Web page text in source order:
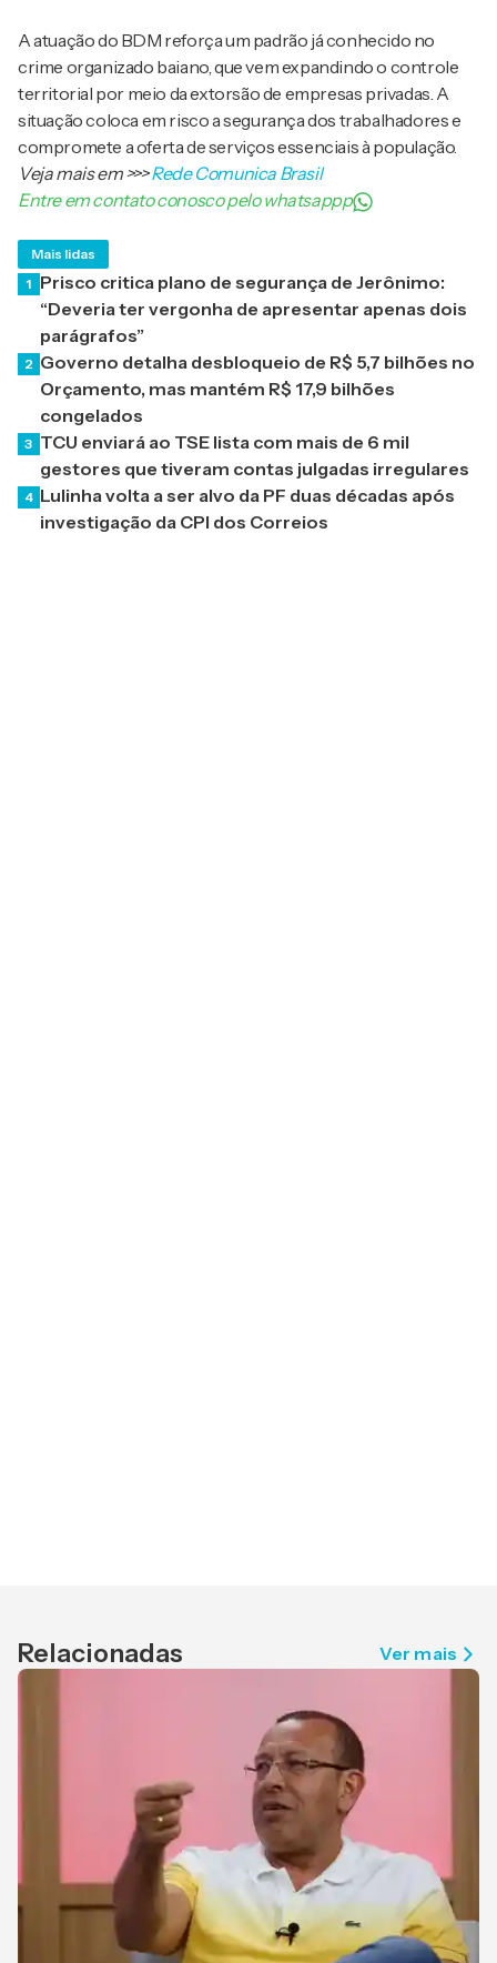
A atuação do BDM reforça um padrão já conhecido no
crime organizado baiano, que vem expandindo o controle
territorial por meio da extorsão de empresas privadas. A
situação coloca em risco a segurança dos trabalhadores e
compromete a oferta de serviços essenciais à população.
Veja mais em>>>Rede Comunica Brasil
Entre em contato conosco pelo whatsappp
Mais lidas
1 Prisco critica plano de segurança de Jerônimo:
“Deveria ter vergonha de apresentar apenas dois
parágrafos”
2 Governo detalha desbloqueio de R$ 5,7 bilhões no
Orçamento, mas mantém R$ 17,9 bilhões
congelados
3 TCU enviará ao TSE lista com mais de 6 mil
gestores que tiveram contas julgadas irregulares
4 Lulinha volta a ser alvo da PF duas décadas após
investigação da CPI dos Correios
Relacionadas Ver mais